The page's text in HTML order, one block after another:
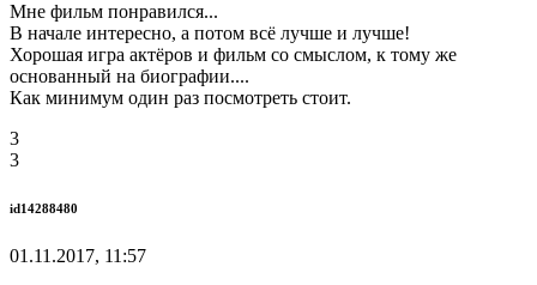
Мне фильм понравился...
В начале интересно, а потом всё лучше и лучше!
Хорошая игра актёров и фильм со смыслом, к тому же
основанный на биографии....
Как минимум один раз посмотреть стоит.
3
3
id14288480
01.11.2017, 11:57